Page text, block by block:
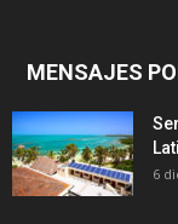
MENSAJES
6